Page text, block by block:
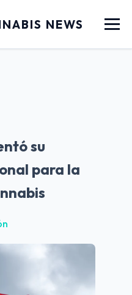
NEWS Menu
su
para la